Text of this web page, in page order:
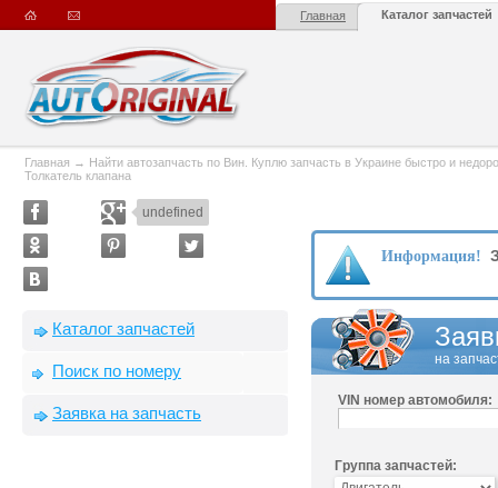
Главная Каталог запчастей
Главная → Найти автозапчасть по Вин. Куплю запчасть в Украине быстро и
Толкатель клапана
undefined
Каталог запчастей
Поиск по номеру
Заявка на запчасть
Информация!
на
VIN номер автомобиля:
Группа запчастей: